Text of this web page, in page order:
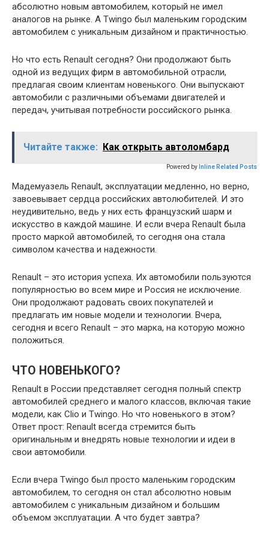
абсолютно новым автомобилем, который не имел
аналогов на рынке. А Twingo был маленьким городским
автомобилем с уникальным дизайном и практичностью.
Но что есть Renault сегодня? Они продолжают быть
одной из ведущих фирм в автомобильной отрасли,
предлагая своим клиентам новенького. Они выпускают
автомобили с различными объемами двигателей и
передач, учитывая потребности российского рынка.
Читайте также: Как открыть автоломбард
Powered by Inline Related Posts
Мадемуазель Renault, эксплуатации медленно, но верно,
завоевывает сердца российских автолюбителей. И это
неудивительно, ведь у них есть французский шарм и
искусство в каждой машине. И если вчера Renault была
просто маркой автомобилей, то сегодня она стала
символом качества и надежности.
Renault – это история успеха. Их автомобили пользуются
популярностью во всем мире и Россия не исключение.
Они продолжают радовать своих покупателей и
предлагать им новые модели и технологии. Вчера,
сегодня и всего Renault – это марка, на которую можно
положиться.
ЧТО НОВЕНЬКОГО?
Renault в России представляет сегодня полный спектр
автомобилей среднего и малого классов, включая такие
модели, как Clio и Twingo. Но что новенького в этом?
Ответ прост: Renault всегда стремится быть
оригинальным и внедрять новые технологии и идеи в
свои автомобили.
Если вчера Twingo был просто маленьким городским
автомобилем, то сегодня он стал абсолютно новым
автомобилем с уникальным дизайном и большим
объемом эксплуатации. А что будет завтра?